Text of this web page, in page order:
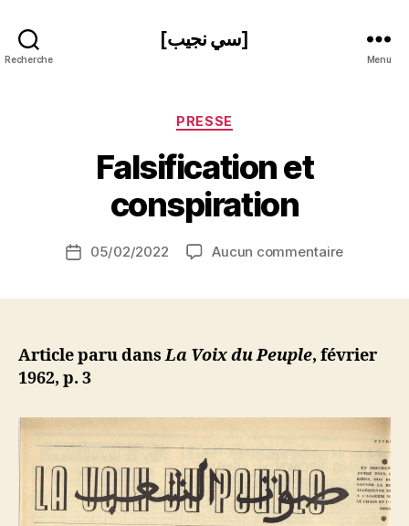
Recherche
[سي نجيب]
Menu
Catégories
PRESSE
Falsification et
conspiration
de
P
a
r
S
N
Date05/02/2022 Aucun commentairesur
Article paru dansLa Voix du Peuple, février
1962, p. 3